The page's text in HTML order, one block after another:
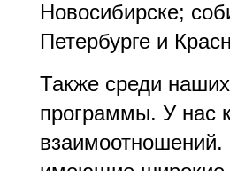
Новосибирске;
Петербурге и
Также среди
программы. У нас